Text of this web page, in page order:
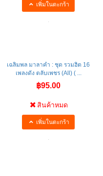
เพิ่มในตะกร้า
เฉลิมพล มาลาคำ : ชุด รวมฮิต 16
เพลงดัง ตลับเพชร (All) ( ...
฿95.00
สินค้าหมด
เพิ่มในตะกร้า